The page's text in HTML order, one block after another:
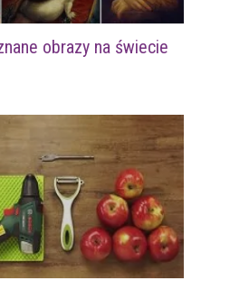
obrazy na świecie